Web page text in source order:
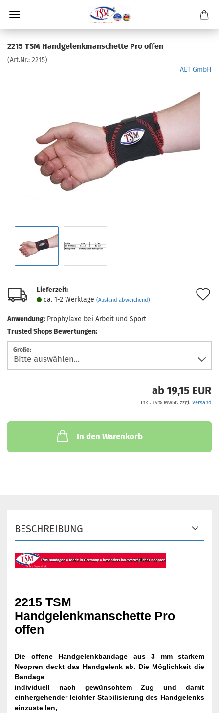
2215 TSM Handgelenkmanschette Pro offen
(Art.Nr.: 2215)
AET GmbH
Lieferzeit:
ca. 1-2 Werktage (Ausland abweichend)
Anwendung: Prophylaxe bei Arbeit und Sport
Trusted Shops Bewertungen:
Größe:
ab 19,15 EUR
inkl. 19% MwSt. zzgl. Versand
In den Warenkorb
BESCHREIBUNG
2215 TSM
Handgelenkmanschette Pro
offen
Die offene Handgelenkbandage aus 3 mm starkem
Neopren deckt das Handgelenk ab. Die Möglichkeit die
Bandage
individuell nach gewünschtem Zug und damit
einhergehender leichter Stabilisierung des Handgelenks
einzustellen,